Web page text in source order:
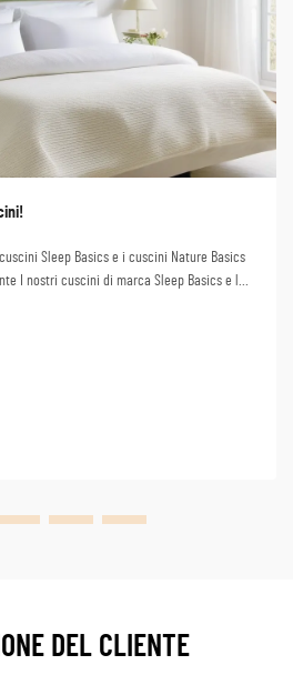
Sleep Basics e i cuscini Nature Basics
I nostri cuscini di marca Sleep Basics e le
DEL CLIENTE